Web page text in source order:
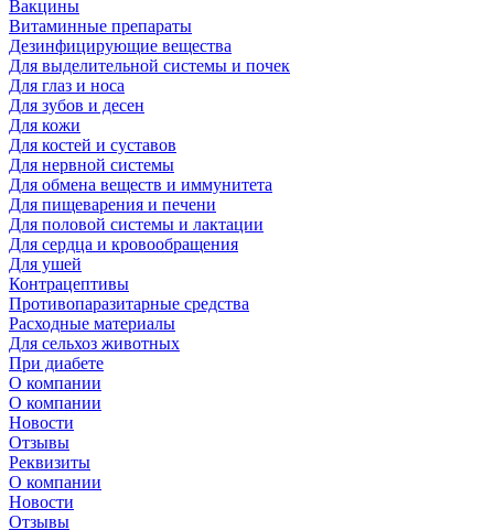
Вакцины
Витаминные препараты
Дезинфицирующие вещества
Для выделительной системы и почек
Для глаз и носа
Для зубов и десен
Для кожи
Для костей и суставов
Для нервной системы
Для обмена веществ и иммунитета
Для пищеварения и печени
Для половой системы и лактации
Для сердца и кровообращения
Для ушей
Контрацептивы
Противопаразитарные средства
Расходные материалы
Для сельхоз животных
При диабете
О компании
О компании
Новости
Отзывы
Реквизиты
О компании
Новости
Отзывы